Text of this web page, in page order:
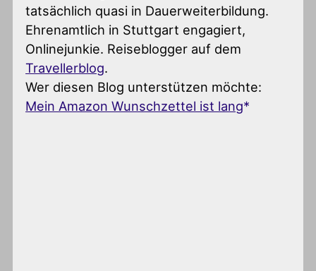
tatsächlich quasi in Dauerweiterbildung.
Ehrenamtlich in Stuttgart engagiert,
Onlinejunkie. Reiseblogger auf dem
Travellerblog.
Wer diesen Blog unterstützen möchte:
Mein Amazon Wunschzettel ist lang